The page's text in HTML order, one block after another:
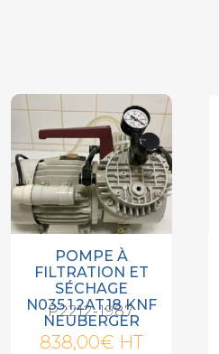
POMPE À
FILTRATION ET
SÉCHAGE
N035.1.2AT.18 KNF
NEUBERGER
P2212-1987
838,00€ HT